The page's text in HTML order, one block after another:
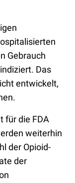
Gebrauch
Das
entwickelt,
für die FDA
weiterhin
der Opioid-
der